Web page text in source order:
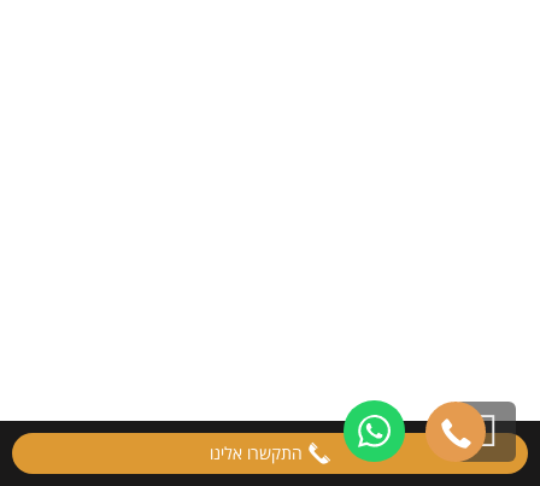
גלילה
לראש התקשרו אלינו